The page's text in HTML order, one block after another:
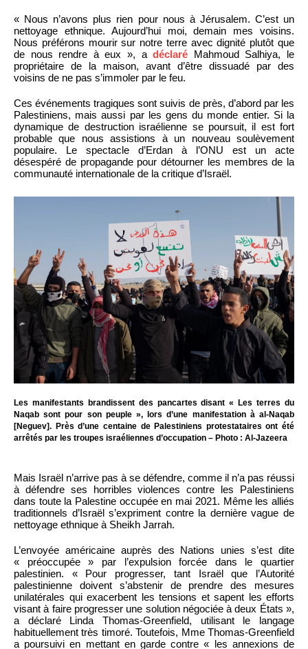
« Nous n’avons plus rien pour nous à Jérusalem. C’est un
nettoyage ethnique. Aujourd’hui moi, demain mes voisins.
Nous préférons mourir sur notre terre avec dignité plutôt que
de nous rendre à eux », adéclaré Mahmoud Salhiya, le
propriétaire de la maison, avant d’être dissuadé par des
voisins de ne pas s’immoler par le feu.
Ces événements tragiques sont suivis de près, d’abord par les
Palestiniens, mais aussi par les gens du monde entier. Si la
dynamique de destruction israélienne se poursuit, il est fort
probable que nous assistions à un nouveau soulèvement
populaire. Le spectacle d’Erdan à l’ONU est un acte
désespéré de propagande pour détourner les membres de la
communauté internationale de la critique d’Israël.
Les manifestants brandissent des pancartes disant « Les terres du
Naqab sont pour son peuple », lors d’une manifestation à al-Naqab
[Neguev]. Près d’une centaine de Palestiniens protestataires ont été
arrêtés par les troupes israéliennes d’occupation – Photo : Al-Jazeera
Mais Israël n’arrive pas à se défendre, comme il n’a pas réussi
à défendre ses horribles violences contre les Palestiniens
dans toute la Palestine occupée en mai 2021. Même les alliés
traditionnels d’Israël s’expriment contre la dernière vague de
nettoyage ethnique à Sheikh Jarrah.
L’envoyée américaine auprès des Nations unies s’est dite
« préoccupée » par l’expulsion forcée dans le quartier
palestinien. « Pour progresser, tant Israël que l’Autorité
palestinienne doivent s’abstenir de prendre des mesures
unilatérales qui exacerbent les tensions et sapent les efforts
visant à faire progresser une solution négociée à deux États »,
a déclaré Linda Thomas-Greenfield, utilisant le langage
habituellement très timoré. Toutefois, Mme Thomas-Greenfield
a poursuivi en mettant en garde contre « les annexions de